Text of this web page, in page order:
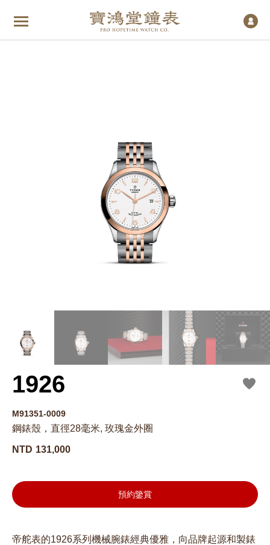
1926
M91351-0009
鋼錶殼，直徑28毫米, 玫瑰金外圈
NTD 131,000
預約鑒賞
帝舵表的1926系列機械腕錶經典優雅，向品牌起源和製錶